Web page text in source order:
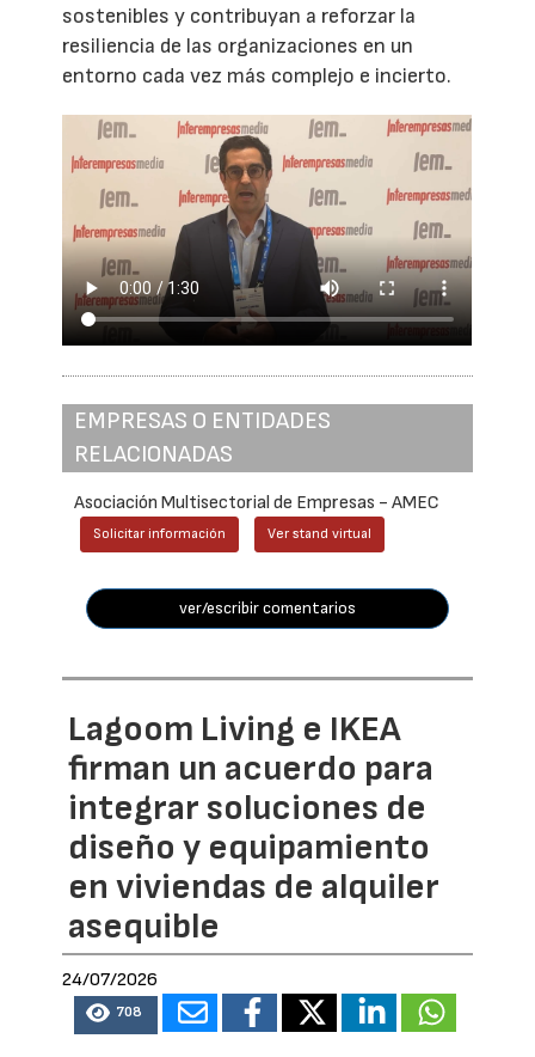
sostenibles y contribuyan a reforzar la
resiliencia de las organizaciones en un
entorno cada vez más complejo e incierto.
EMPRESAS O ENTIDADES
RELACIONADAS
Asociación Multisectorial de Empresas - AMEC
Solicitar información Ver stand virtual
ver/escribir comentarios
Lagoom Living e IKEA
firman un acuerdo para
integrar soluciones de
diseño y equipamiento
en viviendas de alquiler
asequible
24/07/2026
708